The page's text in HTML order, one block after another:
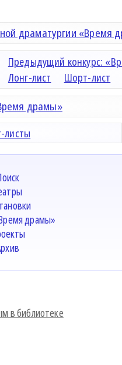
драматургии «Время
Предыдущий конкурс:
Лонг-лист
Шорт-лист
драмы»
листы
драмы»
в библиотеке